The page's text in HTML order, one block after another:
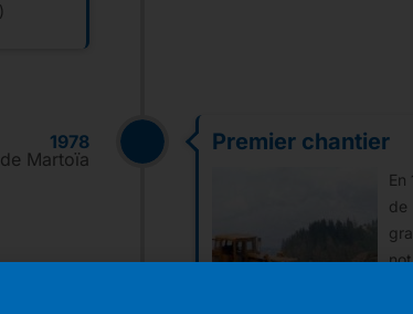
1978
Martoïa
Premier chantier
En
de